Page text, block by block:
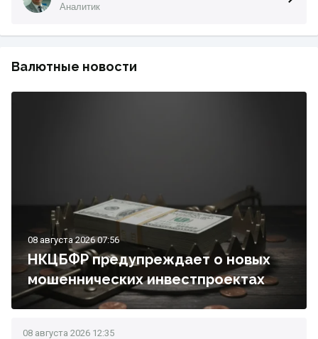
Аналитик
Валютные новости
08 августа 2026 07:56
НКЦБФР предупреждает о новых
мошеннических инвестпроектах
08 августа 2026 12:35